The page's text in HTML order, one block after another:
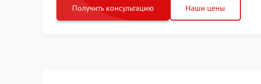
Получить консультацию Наши цены